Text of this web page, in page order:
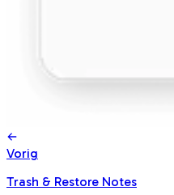
Vorig
Trash & Restore Notes